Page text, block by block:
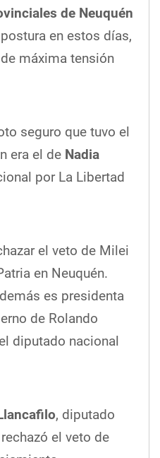
de Neuquén
en estos días,
máxima tensión
seguro que tuvo el
era el de Nadia
por La Libertad
el veto de Milei
en Neuquén.
es presidenta
de Rolando
diputado nacional
, diputado
el veto de